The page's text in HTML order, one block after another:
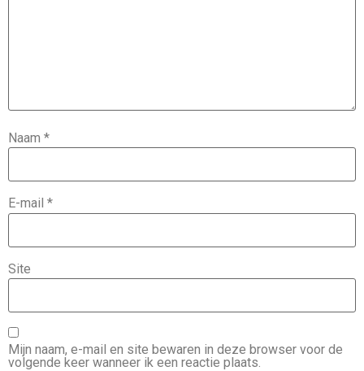
Naam *
E-mail *
Site
Mijn naam, e-mail en site bewaren in deze browser voor de
volgende keer wanneer ik een reactie plaats.